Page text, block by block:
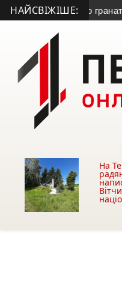
НАЙСВІЖІШЕ:
життя 50-річного
На